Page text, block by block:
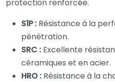
protection renforcée.
S1P : Résistance à la
pénétration.
SRC : Excellente
céramiques et en acier.
HRO : Résistance à la